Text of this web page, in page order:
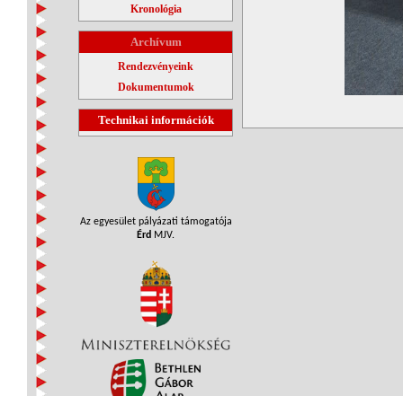
Kronológia
Archívum
Rendezvényeink
Dokumentumok
Technikai információk
Az egyesület pályázati támogatója
Érd MJV.